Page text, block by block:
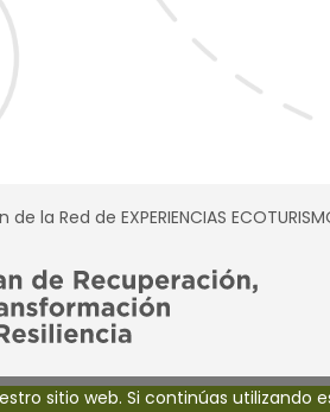
Red de EXPERIENCIAS
sitio web. Si continúas utilizando